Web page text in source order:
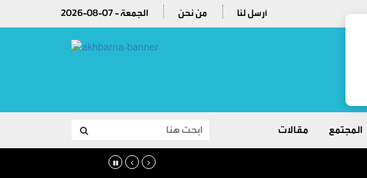
2026-08-07 - الجمعة من نحن أرسل لنا
المجتمع مقالات